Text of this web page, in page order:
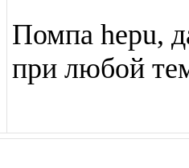
Помпа hepu,
при любой